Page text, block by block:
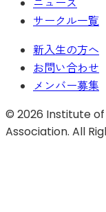
サークル一覧
新入生の方へ
お問い合わせ
メンバー募集
© 2026 Institute
Association. All